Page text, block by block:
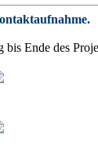
Ende des